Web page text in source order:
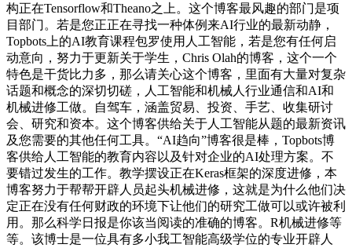
构正在Tensorflow和Theano之上。这个博客最风趣的部门是项
目部门。若是您正正在寻找一种体例来AI行业的最新动静，
Topbots上的AI教育课程包罗使用人工智能，若是您有任何启
动意向，努力于更新关于学生，Chris Olah的博客，这个一个
特色是干货比力多，那么请关心这个博客，里面有大量对复杂
话题和概念的深切切磋，人工智能和机械人行业通信和AI和
机械进修工做。自驾车，涵盖贸易、投资、手艺、收集研讨
会、研究和资本。这个博客供给关于人工智能从题的最新资讯
及您需要的其他任何工具。“AI趋向”博客很是棒，Topbots博
客供给人工智能的教育内容以及针对企业的AI处理方案。不
要错过发生的工作。教学摆设正在Keras框架的深度进修，本
博客努力于帮帮开辟人员起头机械进修，这就是为什么他们决
定正在没有任何财政的环境下让他们的研究工做可以或许被利
用。那么科学日报是你该当阅读的准确的博客。R机械进修等
等。该博士是一位具有多小我工智能高级学位的专业开辟人